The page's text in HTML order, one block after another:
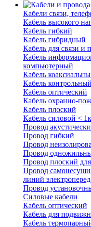
Кабели связи,
Кабель высокого
Кабель гибкий
Кабель гибридный
Кабель для связи и
Кабель
компьютерный
Кабель
Кабель контрольный
Кабель оптический
Кабель охранно-
Кабель плоский
Кабель силовой <
Провод
Провод гибкий
Провод
Провод
Провод плоский
Провод
линий
Провод
Силовые кабели
Кабель оптический
Кабель для
Кабель